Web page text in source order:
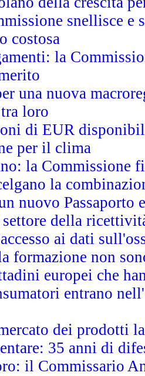
snellisce
costosa
la
una nuova
loro
di EUR
per il clima
la Commissione
la
nuovo Passaporto
della
ai dati
formazione non
europei che
entrano
dei prodotti
35 anni di
il Commissario